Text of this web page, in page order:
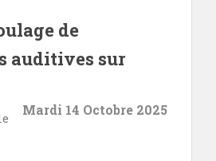
de
auditives sur
Mardi 14 Octobre 2025